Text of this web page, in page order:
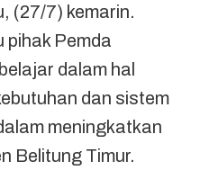
(27/7) kemarin.
pihak Pemda
dalam hal
dan sistem
meningkatkan
Belitung Timur.